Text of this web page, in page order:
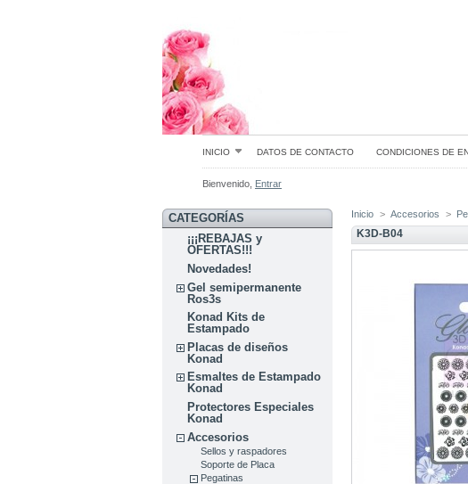
INICIO DATOS DE CONTACTO CONDICIONES DE
Bienvenido, Entrar
CATEGORÍAS
¡¡¡REBAJAS y
OFERTAS!!!
Novedades!
Gel semipermanente
Ros3s
Konad Kits de
Estampado
Placas de diseños
Konad
Esmaltes de Estampado
Konad
Protectores Especiales
Konad
Accesorios
Sellos y raspadores
Soporte de Placa
Pegatinas
Inicio > Accesorios >
K3D-B04